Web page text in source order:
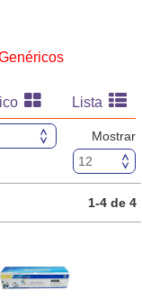
Lista
Mostrar
1-4 de 4